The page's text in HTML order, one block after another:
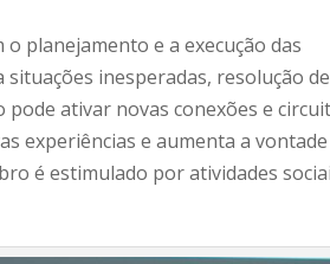
planejamento e a execução das
inesperadas, resolução de
ativar novas conexões e
experiências e aumenta a
é estimulado por atividades